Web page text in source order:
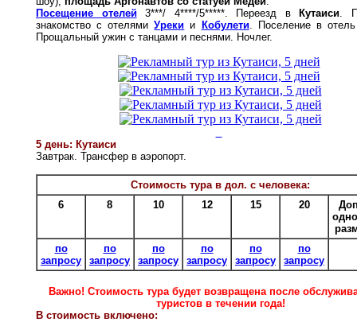
Посещение отелей
3***/ 4****/5*****. Переезд в Кутаиси.
знакомство с отелямиУреки и Кобулети. Поселение в отель
Прощальный ужин с танцами и песнями. Ночлег.
5 день: Кутаиси
Завтрак. Трансфер в аэропорт.
Стоимость тура в дол. с человека:
6
8 10 12 15 20
по
запросу
по
запросу
по
запросу
по
запросу
по
запросу
по
запросу
Важно! Стоимость тура будет возвращена после
туристов в течении года!
В стоимость включено: